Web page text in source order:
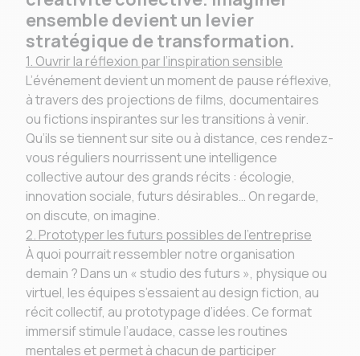
ensemble devient un levier
stratégique de transformation.
1. Ouvrir la réflexion par l’inspiration sensible
L’événement devient un moment de pause réflexive,
à travers des projections de films, documentaires
ou fictions inspirantes sur les transitions à venir.
Qu’ils se tiennent sur site ou à distance, ces rendez-
vous réguliers nourrissent une intelligence
collective autour des grands récits : écologie,
innovation sociale, futurs désirables… On regarde,
on discute, on imagine.
2. Prototyper les futurs possibles de l’entreprise
À quoi pourrait ressembler notre organisation
demain ? Dans un « studio des futurs », physique ou
virtuel, les équipes s’essaient au design fiction, au
récit collectif, au prototypage d’idées. Ce format
immersif stimule l’audace, casse les routines
mentales et permet à chacun de participer